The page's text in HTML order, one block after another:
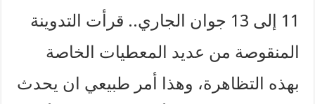
11 إلى 13 جوان الجاري.. قرأت التدوينة
المنقوصة من عديد المعطيات الخاصة
بهذه التظاهرة، وهذا أمر طبيعي ان يحدث